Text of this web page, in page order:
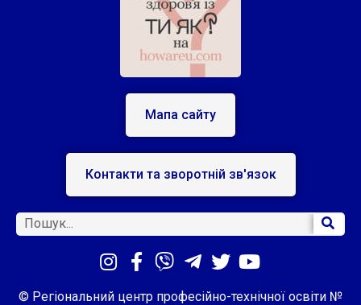
Мапа сайту
Контакти та зворотній зв'язок
© Регіональний центр професійно-технічної освіти №